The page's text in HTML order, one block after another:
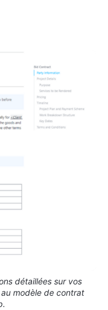
détaillées sur vos
modèle de contrat